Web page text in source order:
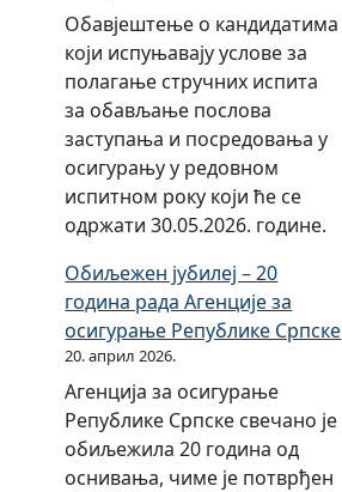
а
в
н
о
м
п
о
з
в
у
л
а
п
о
ј
а
в
н
м
п
о
з
и
в
у
Обавјештење о кандидатима
који испуњавају услове за
полагање стручних испита
за обављање послова
заступања и посредовања у
осигурању у редовном
испитном року који ће се
одржати 30.05.2026. године.
Обиљежен јубилеј – 20
година рада Агенције за
осигурање Републике Српске
20. април 2026.
Агенција за осигурање
Републике Српске свечано је
обиљежила 20 година од
оснивања, чиме је потврђен